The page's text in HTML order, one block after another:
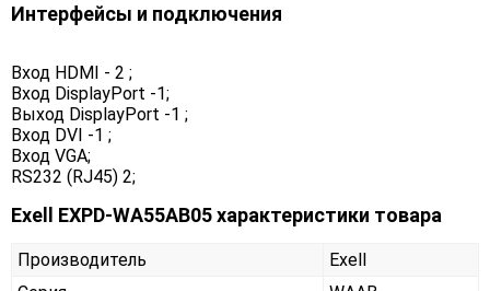
Интерфейсы и подключения
Вход HDMI - 2 ;
Вход DisplayPort -1;
Выход DisplayPort -1 ;
Вход DVI -1 ;
Вход VGA;
RS232 (RJ45) 2;
Exell EXPD-WA55AB05 характеристики товара
Производитель
Exell